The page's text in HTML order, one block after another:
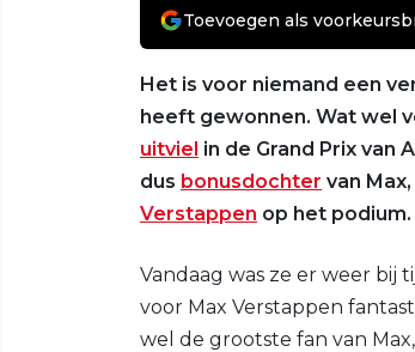
Toevoegen als
Het is voor niemand een
heeft gewonnen. Wat wel
uitviel in de Grand Prix van
dus bonusdochter van
Verstappen op het podium.
Vandaag was ze er weer bij
voor Max Verstappen
wel de grootste fan van